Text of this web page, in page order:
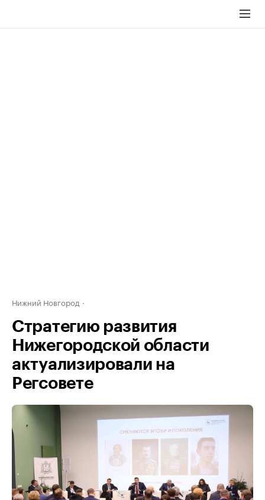
Нижний Новгород
Стратегию развития
Нижегородской области
актуализировали на
Регсовете